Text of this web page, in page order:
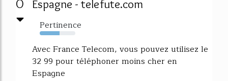
0
Espagne - telefute.com
Pertinence
56%
Avec France Telecom, vous pouvez utilisez le
32 99 pour téléphoner moins cher en
Espagne